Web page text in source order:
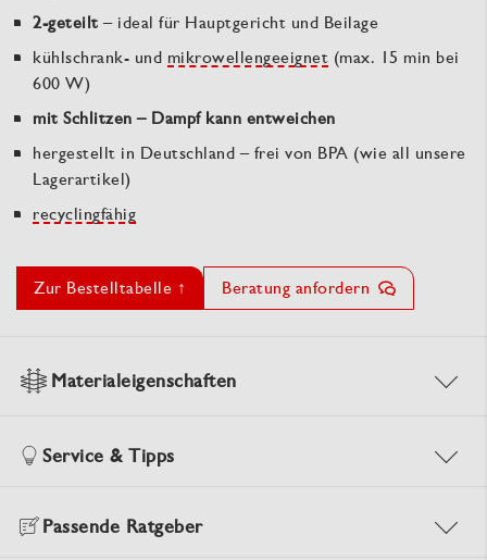
2-geteilt– ideal für Hauptgericht und Beilage
kühlschrank- und mikrowellengeeignet (max. 15 min bei
600 W)
mit Schlitzen – Dampf kann entweichen
hergestellt in Deutschland – frei von BPA (wie all unsere
Lagerartikel)
recyclingfähig
Zur Bestelltabelle ↑ Beratung anfordern
Materialeigenschaften
Service & Tipps
Passende Ratgeber